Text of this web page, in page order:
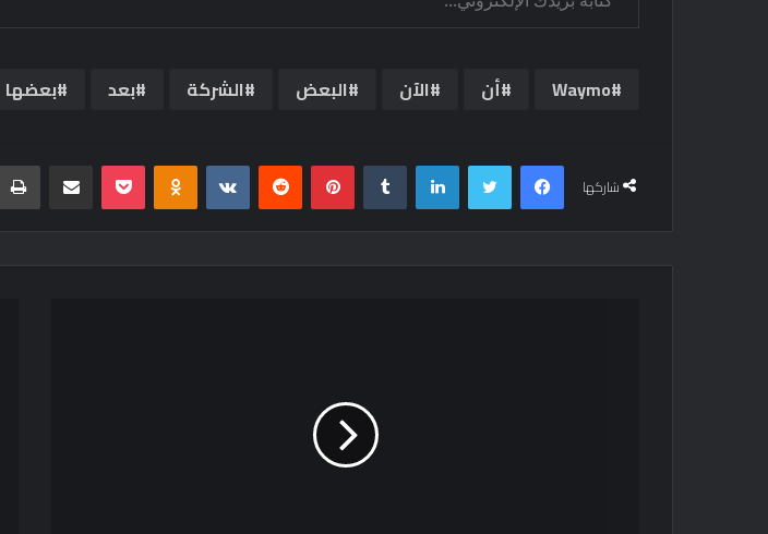
Waymo أن الآن البعض الشركة بعد بعضها
شاركها
فيسبوكتويتر لينكدإن بينتيريست Odnoklassniki
بوكيت مشاركة عبر البريد